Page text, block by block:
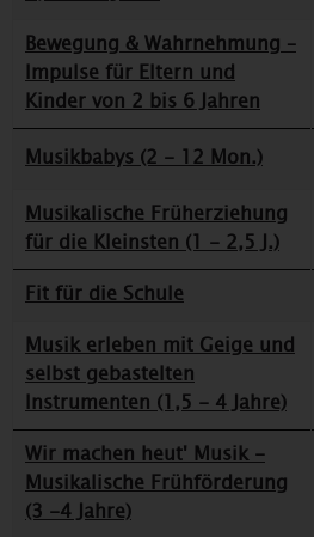
Bewegung & Wahrnehmung –
Impulse für Eltern und
Kinder von 2 bis 6 Jahren
Musikbabys (2 - 12 Mon.)
Musikalische Früherziehung
für die Kleinsten (1 - 2,5 J.)
Fit für die Schule
Musik erleben mit Geige und
selbst gebastelten
Instrumenten (1,5 - 4 Jahre)
Wir machen heut' Musik -
Musikalische Frühförderung
(3 -4 Jahre)